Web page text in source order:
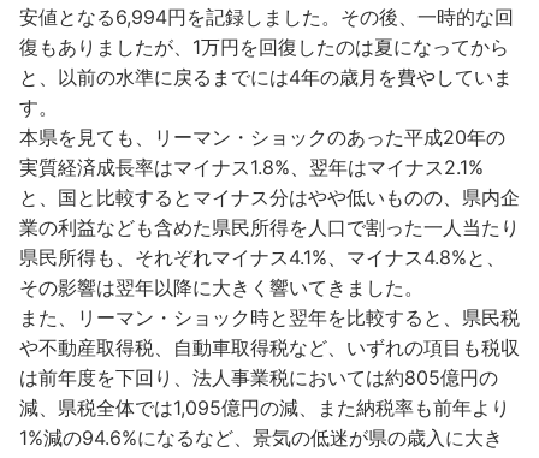
安値となる6,994円を記録しました。その後、一時的な回
復もありましたが、1万円を回復したのは夏になってから
と、以前の水準に戻るまでには4年の歳月を費やしていま
す。
本県を見ても、リーマン・ショックのあった平成20年の
実質経済成長率はマイナス1.8%、翌年はマイナス2.1%
と、国と比較するとマイナス分はやや低いものの、県内企
業の利益なども含めた県民所得を人口で割った一人当たり
県民所得も、それぞれマイナス4.1%、マイナス4.8%と、
その影響は翌年以降に大きく響いてきました。
また、リーマン・ショック時と翌年を比較すると、県民税
や不動産取得税、自動車取得税など、いずれの項目も税収
は前年度を下回り、法人事業税においては約805億円の
減、県税全体では1,095億円の減、また納税率も前年より
1%減の94.6%になるなど、景気の低迷が県の歳入に大き